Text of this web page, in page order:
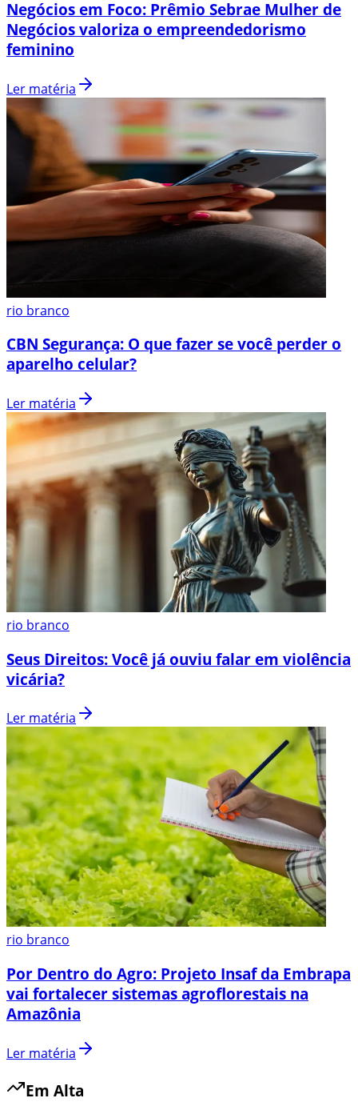
Negócios em Foco: Prêmio Sebrae Mulher de
Negócios valoriza o empreendedorismo
feminino
Ler matéria
rio branco
CBN Segurança: O que fazer se você perder o
aparelho celular?
Ler matéria
rio branco
Seus Direitos: Você já ouviu falar em violência
vicária?
Ler matéria
rio branco
Por Dentro do Agro: Projeto Insaf da Embrapa
vai fortalecer sistemas agroflorestais na
Amazônia
Ler matéria
Em Alta